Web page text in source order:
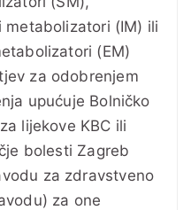
metabolizatori (IM) ili
(EM)
za odobrenjem
upućuje Bolničko
lijekove KBC ili
bolesti Zagreb
za zdravstveno
za one